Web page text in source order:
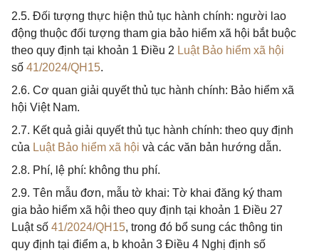
2.5. Đối tượng thực hiện thủ tục hành chính: người lao
động thuộc đối tượng tham gia bảo hiểm xã hội bắt buộc
theo quy định tại khoản 1 Điều 2 Luật Bảo hiểm xã hội
số 41/2024/QH15.
2.6. Cơ quan giải quyết thủ tục hành chính: Bảo hiểm xã
hội Việt Nam.
2.7. Kết quả giải quyết thủ tục hành chính: theo quy định
của Luật Bảo hiểm xã hội và các văn bản hướng dẫn.
2.8. Phí, lệ phí: không thu phí.
2.9. Tên mẫu đơn, mẫu tờ khai: Tờ khai đăng ký tham
gia bảo hiểm xã hội theo quy định tại khoản 1 Điều 27
Luật số 41/2024/QH15, trong đó bổ sung các thông tin
quy định tại điểm a, b khoản 3 Điều 4 Nghị định số